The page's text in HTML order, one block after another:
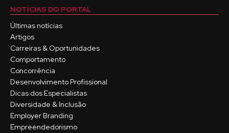
NOTÍCIAS DO PORTAL
Últimas notícias
Artigos
Carreiras & Oportunidades
Comportamento
Concorrência
Desenvolvimento Profissional
Dicas dos Especialistas
Diversidade & Inclusão
Employer Branding
Empreendedorismo